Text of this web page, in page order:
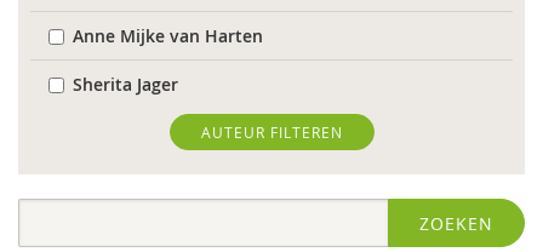
Anne Mijke van Harten
Sherita Jager
Jelka Matlung
Ellis van der Meulen
AUTEUR FILTEREN
ZOEKEN